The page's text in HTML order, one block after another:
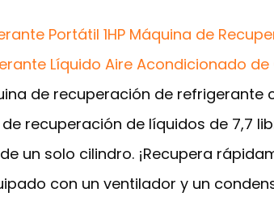
Portátil 1HP Máquina de
Líquido Aire Acondicionado
de recuperación de
recuperación de líquidos de 7,7
un solo cilindro. ¡Recupera
con un ventilador y un